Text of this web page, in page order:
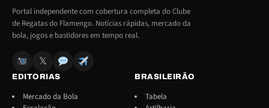
Portal independente com cobertura completa do Clube
de Regatas do Flamengo. Notícias rápidas, mercado da
bola, jogos e bastidores em tempo real.
𝕏
EDITORIAS
Mercado da Bola
BRASILEIRÃO
Tabela